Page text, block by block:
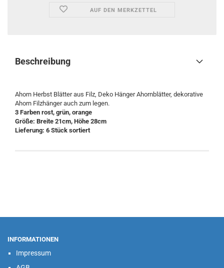
AUF DEN MERKZETTEL
Beschreibung
Ahorn Herbst Blätter aus Filz, Deko Hänger Ahornblätter, dekorative
Ahorn Filzhänger auch zum legen.
3 Farben rost, grün, orange
Größe: Breite 21cm, Höhe 28cm
Lieferung: 6 Stück sortiert
INFORMATIONEN
Impressum